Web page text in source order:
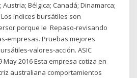
Bélgica; Canadá; Dinamarca;
índices bursátiles son
porque le Repaso-revisando
empresas. Pruebas mejores
valores-acción. ASIC
May 2016 Esta empresa cotiza en
australiana comportamientos